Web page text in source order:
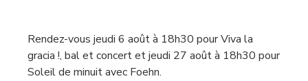
Rendez-vous jeudi 6 août à 18h30 pour Viva la
gracia !, bal et concert et jeudi 27 août à 18h30 pour
Soleil de minuit avec Foehn.